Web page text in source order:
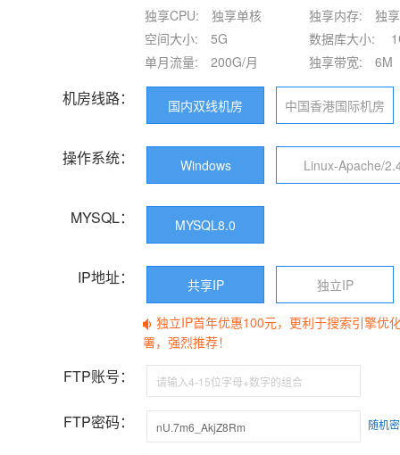
独享CPU: 独享单核 独享内存:
独
空间大小:
5G 数据库大小:
单月流量:
200G/月 独享带宽: 6M
机房线路： 国内双线机房 中国香港国际机房
操作系统： Windows Linux-Apache/
MYSQL： MYSQL8.0
IP地址： 共享IP 独立IP
独立IP首年优惠100元，更利于搜索引擎优
署，强烈推荐！
FTP账号：
FTP密码： 随机